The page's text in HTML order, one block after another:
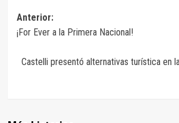
Navegación
de
entradas
Anterior:
¡For Ever a la Primera Nacional!
Castelli presentó alternativas turística en